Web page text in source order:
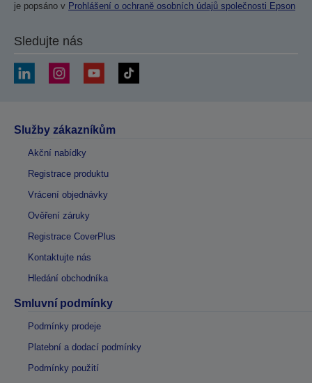
je popsáno v Prohlášení o ochraně osobních údajů společnosti Epson
Sledujte nás
Služby zákazníkům
Akční nabídky
Registrace produktu
Vrácení objednávky
Ověření záruky
Registrace CoverPlus
Kontaktujte nás
Hledání obchodníka
Smluvní podmínky
Podmínky prodeje
Platební a dodací podmínky
Podmínky použití